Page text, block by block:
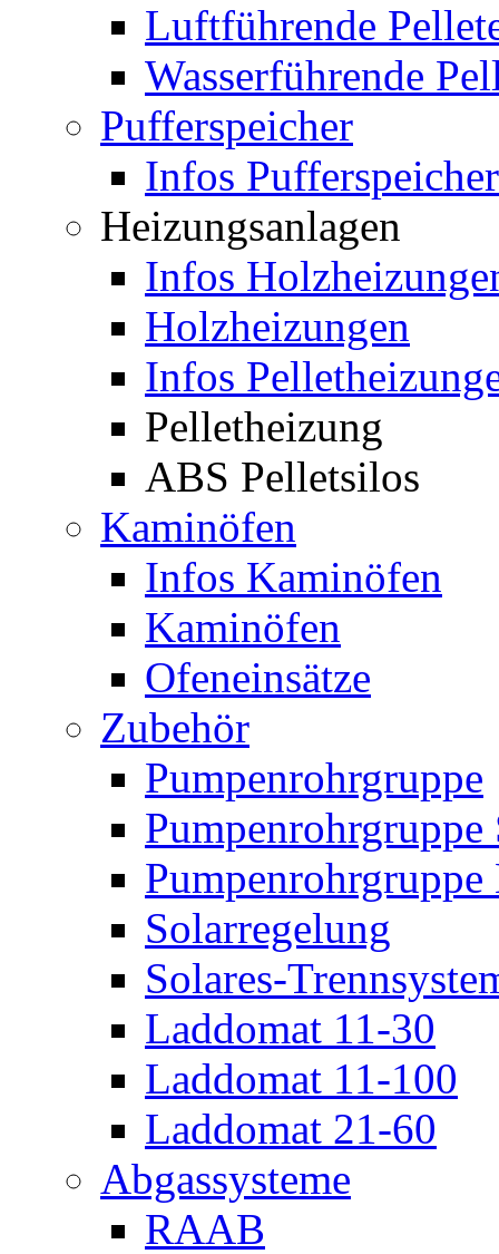
Luftführende
Wasserführende
Pufferspeicher
Infos Pufferspeicher
Heizungsanlagen
Infos
Holzheizungen
Infos
Pelletheizung
ABS Pelletsilos
Kaminöfen
Infos Kaminöfen
Kaminöfen
Ofeneinsätze
Zubehör
Pumpenrohrgruppe
Pumpenrohrgruppe
Solarregelung
Solares-
Laddomat 11-30
Laddomat 11-100
Laddomat 21-60
Abgassysteme
RAAB